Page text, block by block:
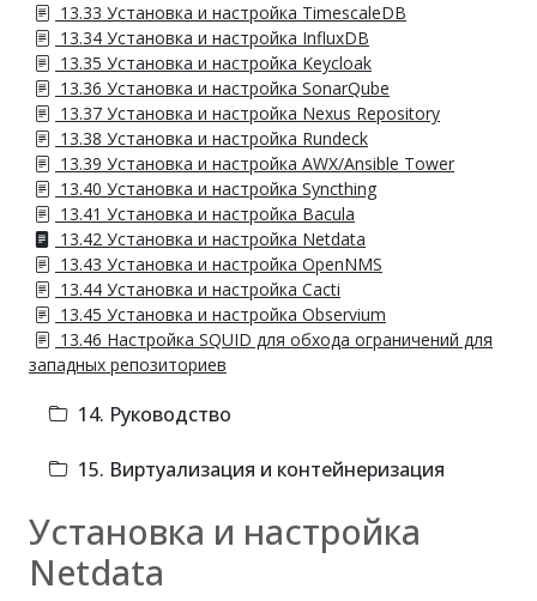
13.33 Установка и настройка TimescaleDB
13.34 Установка и настройка InfluxDB
13.35 Установка и настройка Keycloak
13.36 Установка и настройка SonarQube
13.37 Установка и настройка Nexus Repository
13.38 Установка и настройка Rundeck
13.39 Установка и настройка AWX/Ansible Tower
13.40 Установка и настройка Syncthing
13.41 Установка и настройка Bacula
13.42 Установка и настройка Netdata
13.43 Установка и настройка OpenNMS
13.44 Установка и настройка Cacti
13.45 Установка и настройка Observium
13.46 Настройка SQUID для обхода ограничений для
западных репозиториев
14. Руководство
15. Виртуализация и контейнеризация
Установка и настройка
Netdata